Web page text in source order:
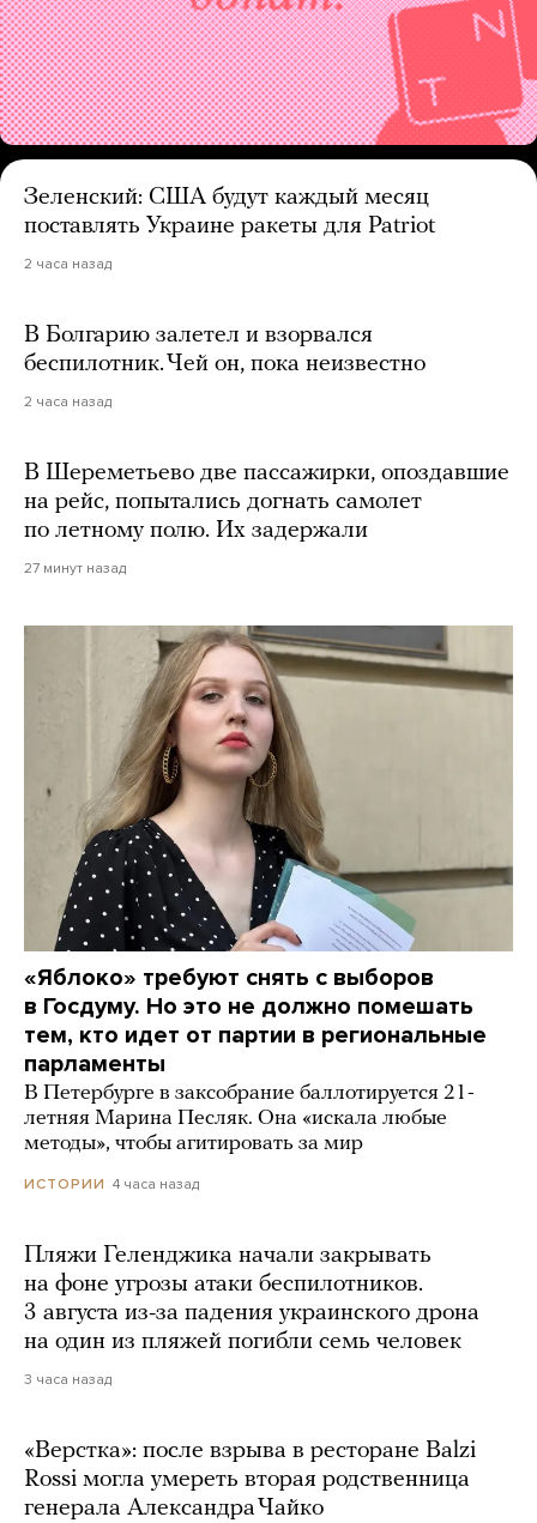
Зеленский: США будут каждый месяц
поставлять Украине ракеты для Patriot
2 часа назад
В Болгарию залетел и взорвался
беспилотник. Чей он, пока неизвестно
2 часа назад
В Шереметьево две пассажирки, опоздавшие
на рейс, попытались догнать самолет
по летному полю. Их задержали
27 минут назад
«Яблоко» требуют снять с выборов
в Госдуму. Но это не должно помешать
тем, кто идет от партии в региональные
парламенты
В Петербурге в заксобрание баллотируется 21-
летняя Марина Песляк. Она «искала любые
методы», чтобы агитировать за мир
ИСТОРИИ 4 часа назад
Пляжи Геленджика начали закрывать
на фоне угрозы атаки беспилотников.
3 августа из-за падения украинского дрона
на один из пляжей погибли семь человек
3 часа назад
«Верстка»: после взрыва в ресторане Balzi
Rossi могла умереть вторая родственница
генерала Александра Чайко